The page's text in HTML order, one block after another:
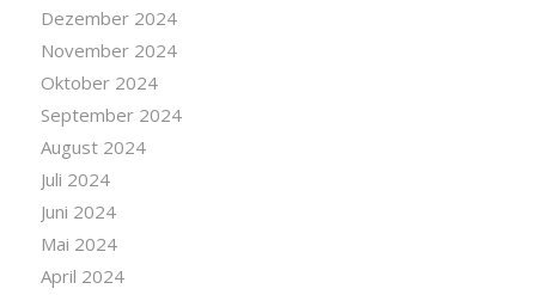
Dezember 2024
November 2024
Oktober 2024
September 2024
August 2024
Juli 2024
Juni 2024
Mai 2024
April 2024